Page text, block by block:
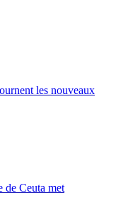
les nouveaux
de Ceuta met